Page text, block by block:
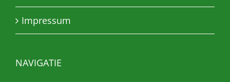
Impressum
NAVIGATIE